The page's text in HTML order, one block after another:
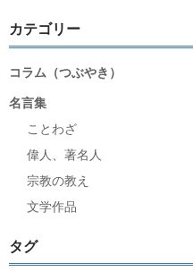
カテゴリー
コラム（つぶやき）
名言集
ことわざ
偉人、著名人
宗教の教え
文学作品
タグ